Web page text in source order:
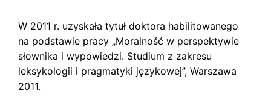
W 2011 r. uzyskała tytuł doktora habilitowanego
na podstawie pracy „Moralność w perspektywie
słownika i wypowiedzi. Studium z zakresu
leksykologii i pragmatyki językowej”, Warszawa
2011.